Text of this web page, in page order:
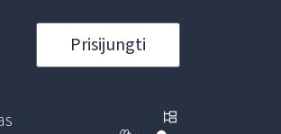
Prisijungti